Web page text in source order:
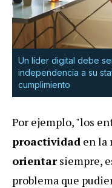
Un líder digital debe
independencia a su
cumplimiento
Por ejemplo, "los
proactividad en la
orientarsiempre,
problema que